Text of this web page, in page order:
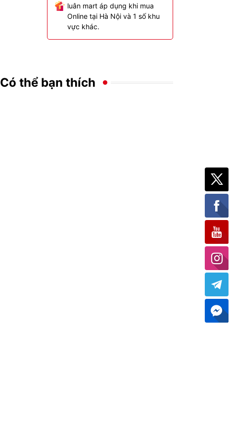
luân mart áp dụng khi mua
Online tại Hà Nội và 1 số khu
vực khác.
Có thể bạn thích